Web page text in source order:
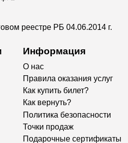
реестре РБ 04.06.2014 г.
Информация
О нас
Правила оказания услуг
Как купить билет?
Как вернуть?
Политика безопасности
Точки продаж
Подарочные сертификаты